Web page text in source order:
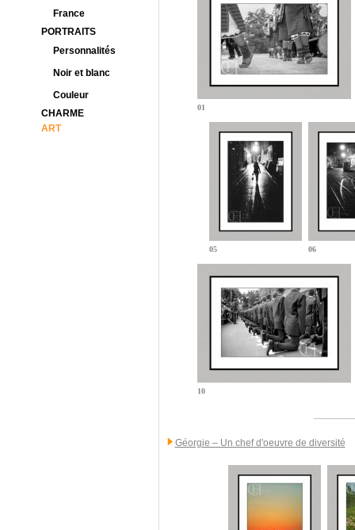
France
PORTRAITS
Personnalités
Noir et blanc
Couleur
CHARME
ART
01
05 06
10
Géorgie – Un chef d'oeuvre de diversité